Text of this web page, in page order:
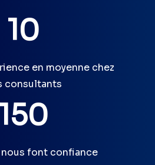
10
en moyenne chez
consultants
150
font confiance